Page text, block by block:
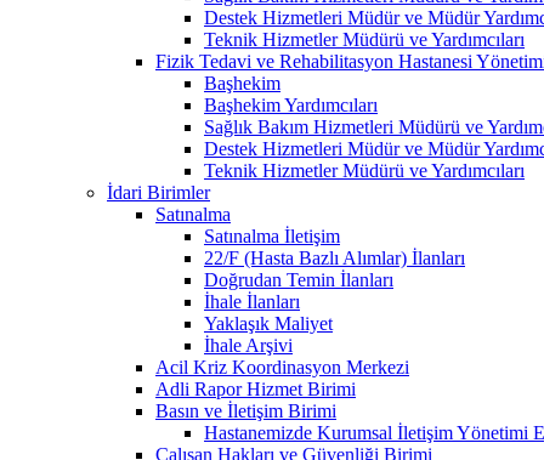
Destek Hizmetleri Müdür ve Müdür
Teknik Hizmetler Müdürü ve Yardımcıları
Fizik Tedavi ve Rehabilitasyon Hastanesi
Başhekim
Başhekim Yardımcıları
Sağlık Bakım Hizmetleri Müdürü ve
Destek Hizmetleri Müdür ve Müdür
Teknik Hizmetler Müdürü ve Yardımcıları
İdari Birimler
Satınalma
Satınalma İletişim
22/F (Hasta Bazlı Alımlar) İlanları
Doğrudan Temin İlanları
İhale İlanları
Yaklaşık Maliyet
İhale Arşivi
Acil Kriz Koordinasyon Merkezi
Adli Rapor Hizmet Birimi
Basın ve İletişim Birimi
Hastanemizde Kurumsal İletişim Yönetimi
Çalışan Hakları ve Güvenliği Birimi